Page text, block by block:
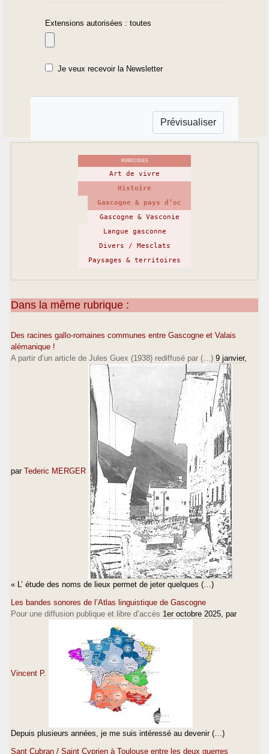
Extensions autorisées : toutes
Je veux recevoir la Newsletter
RUBRIQUES
Art de vivre
Histoire
Gascogne & pays d’oc
Gascogne & Vasconie
Langue gasconne
Divers / Mesclats
Paysages & territoires
Dans la même rubrique :
Des racines gallo-romaines communes entre Gascogne et Valais
alémanique !
A partir d’un article de Jules Guex (1938) rediffusé par (…) 9 janvier,
par Tederic MERGER
« L’ étude des noms de lieux permet de jeter quelques (…)
Les bandes sonores de l’Atlas linguistique de Gascogne
Pour une diffusion publique et libre d’accès 1er octobre 2025 , par
Vincent P.
Depuis plusieurs années, je me suis intéressé au devenir (…)
Sant Çubran / Saint Cyprien à Toulouse entre les deux guerres